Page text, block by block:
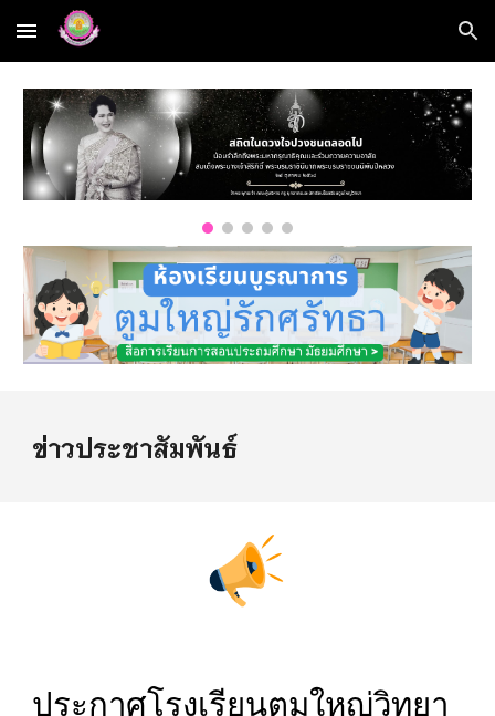
Skip to main content Skip to navigation
ข่าวประชาสัมพันธ์
ประกาศโรงเรียนตูมใหญ่วิทยา